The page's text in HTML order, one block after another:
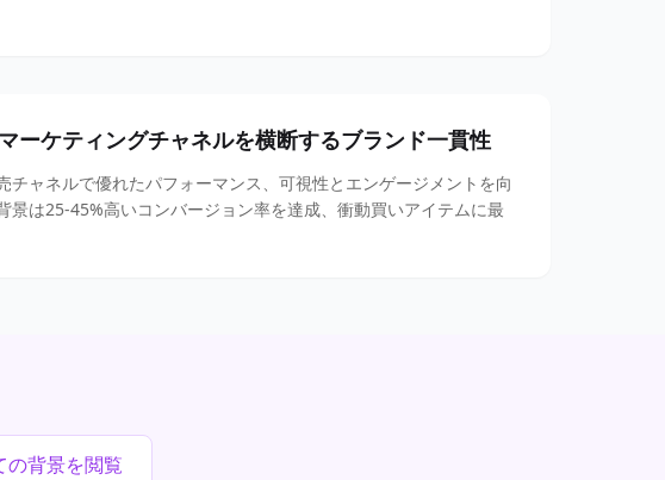
ーケティングチャネルを横断するブランド一貫性
チャネルで優れたパフォーマンス、可視性とエンゲージメントを向
景は25-45%高いコンバージョン率を達成、衝動買いアイテムに最
の背景を閲覧